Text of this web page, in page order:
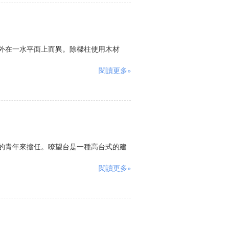
在一水平面上而異。除樑柱使用木材
閱讀更多»
青年來擔任。瞭望台是一種高台式的建
閱讀更多»